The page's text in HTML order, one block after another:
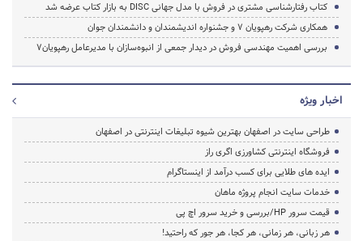
کتاب رفتارشناسی مشتری در فروش با مدل جهانی DISC به بازار کتاب عرضه شد
همکاری شرکت رهپویان 7 و جشنواره اندیشمندان و دانشمندان جوان
بررسی اهمیت مهندسی فروش در دیدار جمعی از انبوه‌سازان با مدیرعامل رهپویان7
اخبار ویژه
طراحی سایت در اصفهان بهترین شیوه تبلیغات اینترنتی در اصفهان
فروشگاه اینترنتی کشاورزی اگری راز
ایده های طلایی برای کسب درآمد از اینستاگرام
خدمات سایت انجام پروژه ماهان
قیمت سرور HP/بررسی و خرید سرور اچ پی
هر زبانی، هر زمانی، هر کجا، هر جور که راحتید!